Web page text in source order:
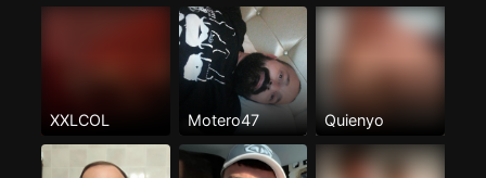
XXLCOL Motero47 Quienyo